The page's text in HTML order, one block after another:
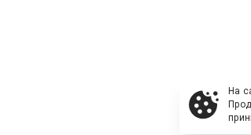
На